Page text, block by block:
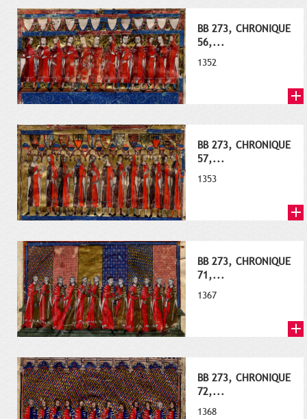
BB 273, CHRONIQUE
56,...
1352
BB 273, CHRONIQUE
57,...
1353
BB 273, CHRONIQUE
71,...
1367
BB 273, CHRONIQUE
72,...
1368